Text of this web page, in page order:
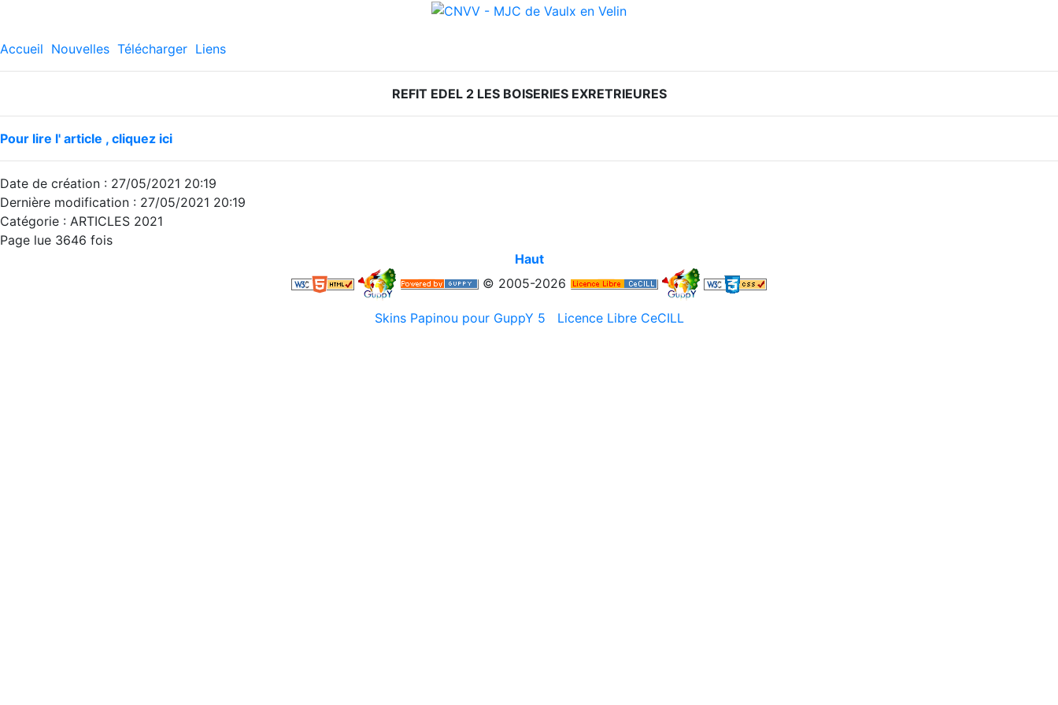
Accueil Nouvelles Télécharger Liens
REFIT EDEL 2 LES BOISERIES EXRETRIEURES
Pour lire l' article , cliquez ici
Date de création : 27/05/2021 20:19
Dernière modification : 27/05/2021 20:19
Catégorie : ARTICLES 2021
Page lue 3646 fois
Haut
© 2005-2026
Skins Papinou pour GuppY 5 Licence Libre CeCILL